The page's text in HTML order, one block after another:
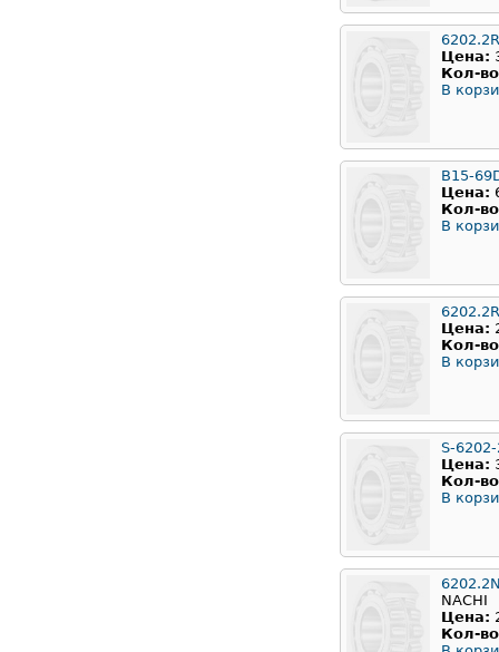
Цена:
Кол-
В
B15-
Цена:
Кол-
В
Цена:
Кол-
В
S-6202-
Цена:
Кол-
В
NACHI
Цена:
Кол-